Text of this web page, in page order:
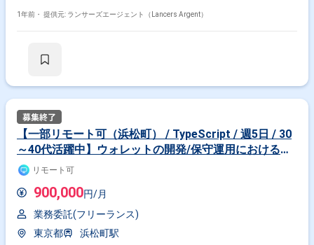
使用するPCは、当社が貸出するPC(MacBookPro)のみとなっております。
8時間ほど ★遅入り/早上がり/中抜けなど比較的勤怠調整がしやすくﾜｰｸ
用に準ずる ・標準時間：フレックスタイム制 160時間（時間幅：140〜
180時間） ・長期での参画を想定
須 ------------------------------------------------------------------- 【企業】 東京を拠点に、サプラ
のリアルタイムな災害情報の把握から影響範囲特定を行うことで、 持続可
たいため、スキルスタックで分けずにソフトウェア開発としています ・パ
フォーマンスに対するボトルネックの分析・改善 / またはそれに自動化す
るための仕組み作り ・障害時・問い合わせの対応 ・ユーザー利用ログや
バグ検知機能の整備 ・ProductManagerやProductDesignerなど必要なステ
ム体制 ・ワンチーム体制でエンジニア、デザイナー、PdM あわせて20名
籍 ・マルチプロダクトの進捗とあわせて個別の裁量をもった複数チームに
発要件を検討・スクラム開発をベースとしてデイリーと週末のレトロスペ
クティブで同期 ・週1のリリースサイクル、今後はデイリーリリース化を
念頭に準備中 求めるスキル・人物像 ▼その他 就業時間：フレックスタイ
1年前・ 提供元: ランサーズエージェント（Lancers Argent）
【一部リモート可（浜松町） / TypeScript / 週5日 / 30
～40代活躍中】ウォレットの開発/保守運用における技
術リード
リモート可
900,000円/月
業務委託(フリーランス)
東京都
浜松町駅